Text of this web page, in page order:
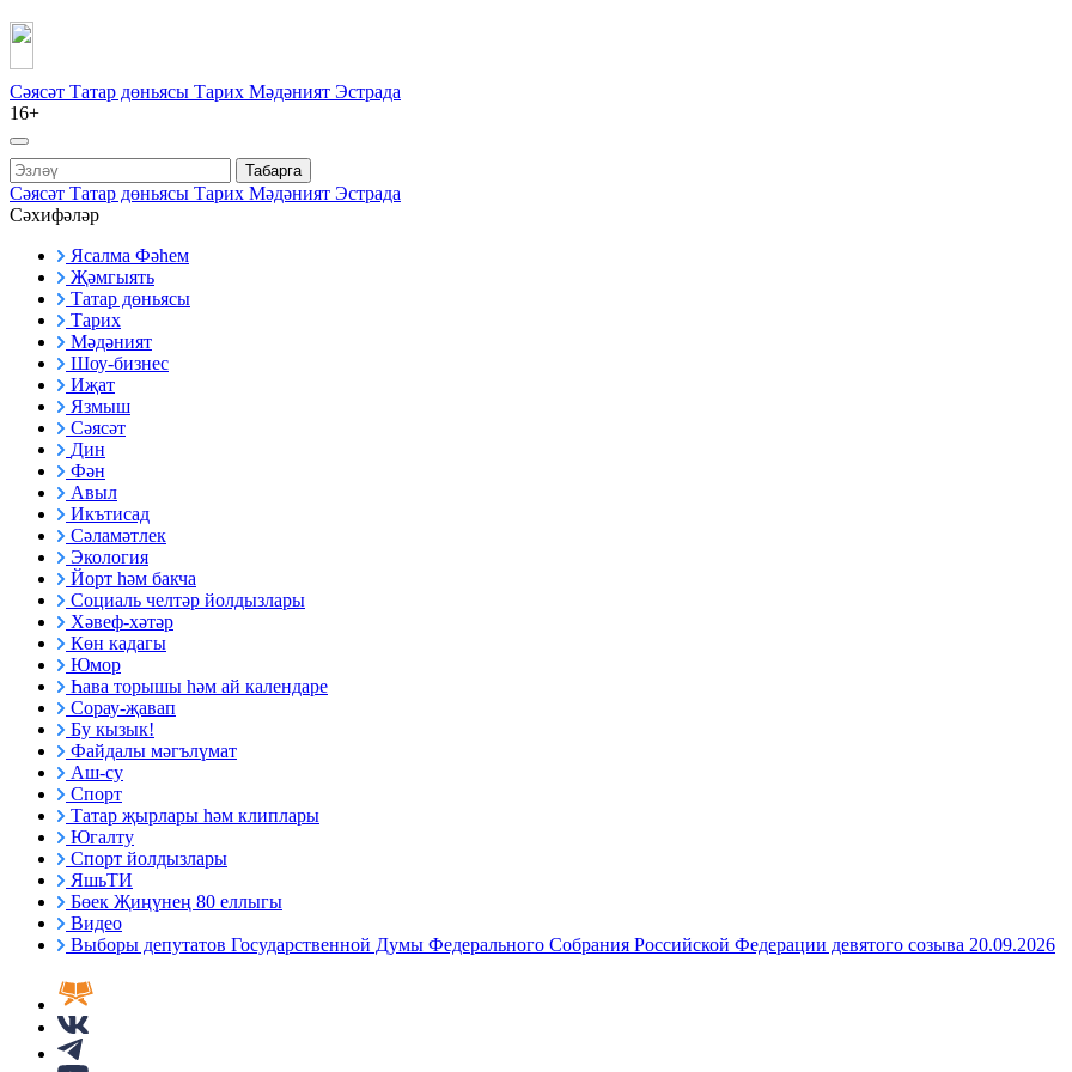
Сәясәт Татар дөньясы Тарих Мәдәният Эстрада
16+
Табарга
Сәясәт Татар дөньясы Тарих Мәдәният Эстрада
Сәхифәләр
Ясалма Фәһем
Җәмгыять
Татар дөньясы
Тарих
Мәдәният
Шоу-бизнес
Иҗат
Язмыш
Сәясәт
Дин
Фән
Авыл
Икътисад
Сәламәтлек
Экология
Йорт һәм бакча
Социаль челтәр йолдызлары
Хәвеф-хәтәр
Көн кадагы
Юмор
Һава торышы һәм ай календаре
Сорау-җавап
Бу кызык!
Файдалы мәгълүмат
Аш-су
Спорт
Татар җырлары һәм клиплары
Югалту
Спорт йолдызлары
ЯшьТИ
Бөек Җиңүнең 80 еллыгы
Видео
Выборы депутатов Государственной Думы Федерального Собрания Российской Федерации девятого созыва 20.09.2026